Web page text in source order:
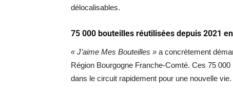
délocalisables.
75 000 bouteilles réutilisées depuis 2021
« J’aime Mes Bouteilles » a concrètement
Région Bourgogne Franche-Comté. Ces 75
dans le circuit rapidement pour une nouvelle vie.